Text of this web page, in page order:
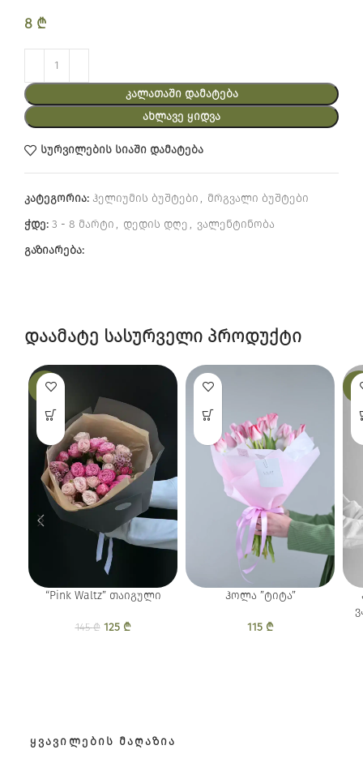
8 ₾
ᲙᲐᲚᲐᲗᲐᲨᲘ ᲓᲐᲛᲐᲢᲔᲑᲐ
ᲐᲮᲚᲐᲕᲔ ᲧᲘᲓᲕᲐ
სურვილების სიაში დამატება
კატეგორია: ჰელიუმის ბუშტები , მრგვალი ბუშტები
ჭდე: 3 - 8 მარტი , დედის დღე , ვალენტინობა
გაზიარება:
დაამატე სასურველი პროდუქტი
-14%
“Pink Waltz” თაიგული
145₾ Original price
125 ₾
ჰოლა ”ტიტა”
115 ₾
-
ᲧᲕᲐᲕᲘᲚᲔᲑᲘᲡ ᲛᲐᲦᲐᲖᲘᲐ